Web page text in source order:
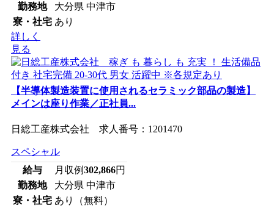
勤務地
大分県 中津市
寮・社宅 あり
詳しく
見る
【半導体製造装置に使用されるセラミック部品の製造】
メインは座り作業／正社員...
日総工産株式会社 求人番号：1201470
スペシャル
給与
月収例302,866円
勤務地
大分県 中津市
寮・社宅 あり（無料）